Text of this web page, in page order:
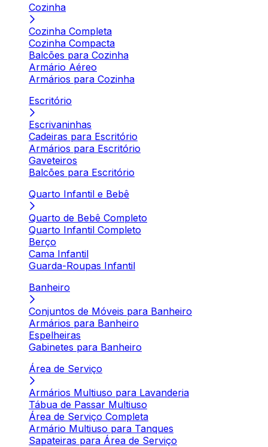
Cozinha
Cozinha Completa
Cozinha Compacta
Balcões para Cozinha
Armário Aéreo
Armários para Cozinha
Escritório
Escrivaninhas
Cadeiras para Escritório
Armários para Escritório
Gaveteiros
Balcões para Escritório
Quarto Infantil e Bebê
Quarto de Bebê Completo
Quarto Infantil Completo
Berço
Cama Infantil
Guarda-Roupas Infantil
Banheiro
Conjuntos de Móveis para Banheiro
Armários para Banheiro
Espelheiras
Gabinetes para Banheiro
Área de Serviço
Armários Multiuso para Lavanderia
Tábua de Passar Multiuso
Área de Serviço Completa
Armário Multiuso para Tanques
Sapateiras para Área de Serviço